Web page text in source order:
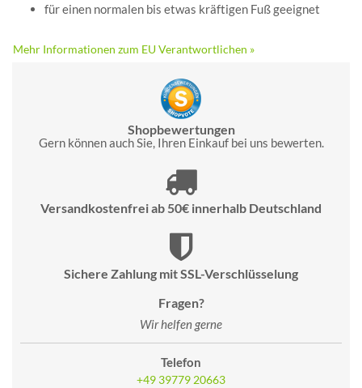
für einen normalen bis etwas kräftigen Fuß geeignet
Mehr Informationen zum EU Verantwortlichen »
Shopbewertungen
Gern können auch Sie, Ihren Einkauf bei uns bewerten.
Versandkostenfrei ab 50€ innerhalb Deutschland
Sichere Zahlung mit SSL-Verschlüsselung
Fragen?
Wir helfen gerne
Telefon
+49 39779 20663